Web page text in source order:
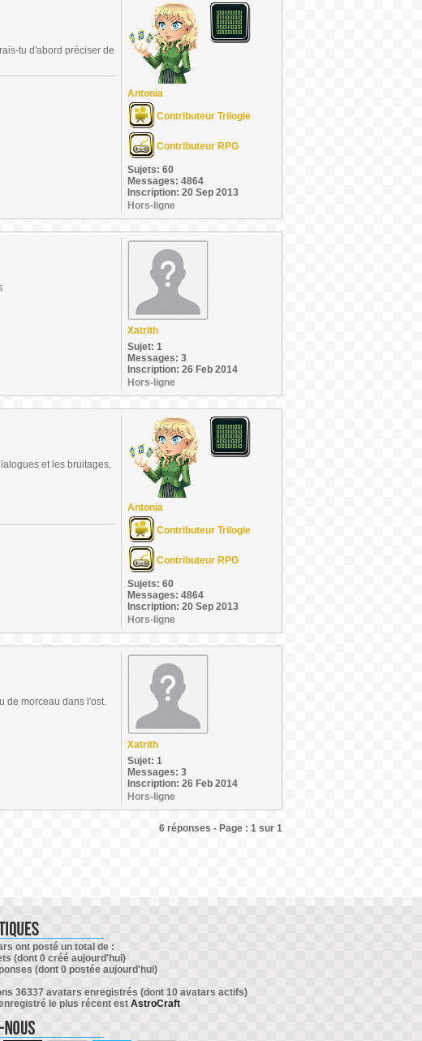
tu d'abord préciser de
Antonia
Contributeur Trilogie
Contributeur RPG
Sujets: 60
Messages: 4864
Inscription: 20 Sep 2013
Hors-ligne
Xatrith
Sujet: 1
Messages: 3
Inscription: 26 Feb 2014
Hors-ligne
et les bruitages,
Antonia
Contributeur Trilogie
Contributeur RPG
Sujets: 60
Messages: 4864
Inscription: 20 Sep 2013
Hors-ligne
de morceau dans l'ost.
Xatrith
Sujet: 1
Messages: 3
Inscription: 26 Feb 2014
Hors-ligne
6 réponses - Page : 1 sur 1
ont posté un total de :
(dont 0 créé aujourd'hui)
(dont 0 postée aujourd'hui)
36337 avatars enregistrés (dont 10 avatars actifs)
le plus récent est AstroCraft